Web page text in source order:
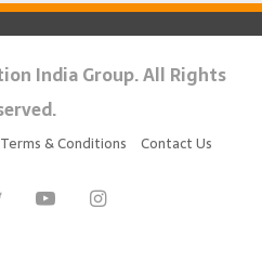
India Group. All Rights
Terms & Conditions Contact Us
Twitter YouTubeInstagram